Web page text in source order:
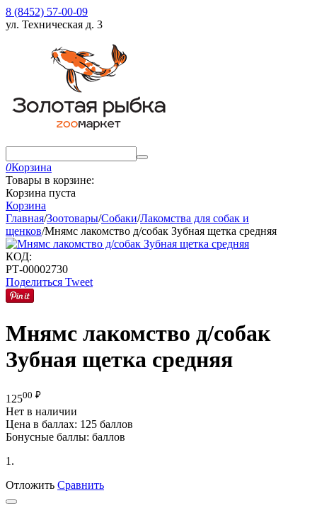
8 (8452) 57-00-09
ул. Техническая д. 3
0Корзина
Товары в корзине:
Корзина пуста
Корзина
Главная/Зоотовары/Собаки/Лакомства для собак и
щенков/Мнямс лакомство д/собак Зубная щетка средняя
КОД:
РТ-00002730
Поделиться Tweet
Мнямс лакомство д/собак
Зубная щетка средняя
12500 ₽
Нет в наличии
Цена в баллах: 125 баллов
Бонусные баллы: баллов
1.
Отложить Сравнить